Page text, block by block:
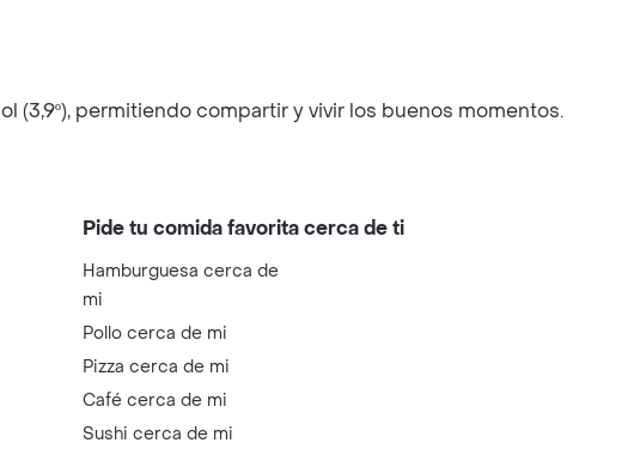
(3,9º), permitiendo compartir y vivir los buenos momentos.
Pide tu comida favorita cerca de ti
Hamburguesa cerca de
mi
Pollo cerca de mi
Pizza cerca de mi
Café cerca de mi
Sushi cerca de mi